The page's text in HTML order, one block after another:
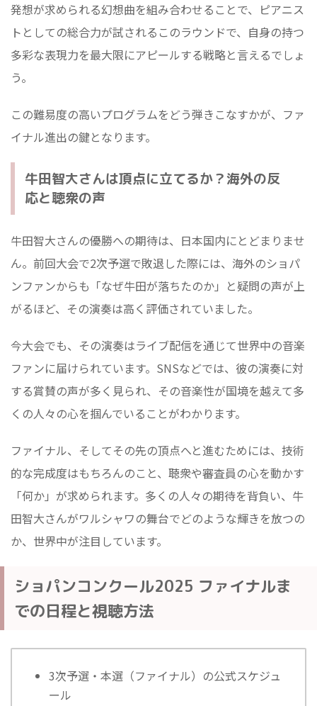
発想が求められる幻想曲を組み合わせることで、ピアニス
トとしての総合力が試されるこのラウンドで、自身の持つ
多彩な表現力を最大限にアピールする戦略と言えるでしょ
う。
この難易度の高いプログラムをどう弾きこなすかが、ファ
イナル進出の鍵となります。
牛田智大さんは頂点に立てるか？海外の反
応と聴衆の声
牛田智大さんの優勝への期待は、日本国内にとどまりませ
ん。前回大会で2次予選で敗退した際には、海外のショパ
ンファンからも「なぜ牛田が落ちたのか」と疑問の声が上
がるほど、その演奏は高く評価されていました。
今大会でも、その演奏はライブ配信を通じて世界中の音楽
ファンに届けられています。SNSなどでは、彼の演奏に対
する賞賛の声が多く見られ、その音楽性が国境を越えて多
くの人々の心を掴んでいることがわかります。
ファイナル、そしてその先の頂点へと進むためには、技術
的な完成度はもちろんのこと、聴衆や審査員の心を動かす
「何か」が求められます。多くの人々の期待を背負い、牛
田智大さんがワルシャワの舞台でどのような輝きを放つの
か、世界中が注目しています。
ショパンコンクール2025 ファイナルま
での日程と視聴方法
3次予選・本選（ファイナル）の公式スケジュ
ール